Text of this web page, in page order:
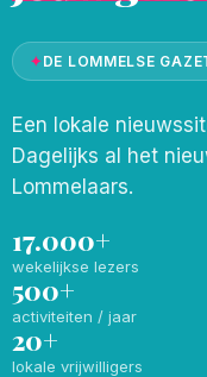
✦DE LOMMELSE
Een lokale
Dagelijks al het
Lommelaars.
17.000+
wekelijkse lezers
500+
activiteiten / jaar
20+
lokale vrijwilligers